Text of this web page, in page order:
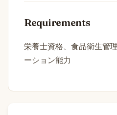
Requirements
栄養士資格、食品衛生管
ーション能力